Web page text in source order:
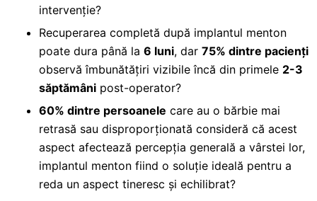
intervenție?
Recuperarea completă după implantul menton
poate dura până la 6 luni, dar 75% dintre pacienți
observă îmbunătățiri vizibile încă din primele 2-3
săptămânipost-operator?
60% dintre persoanele care au o bărbie mai
retrasă sau disproporționată consideră că acest
aspect afectează percepția generală a vârstei lor,
implantul menton fiind o soluție ideală pentru a
reda un aspect tineresc și echilibrat?